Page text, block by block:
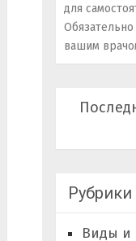
для
вашим
Рубрики
Виды и